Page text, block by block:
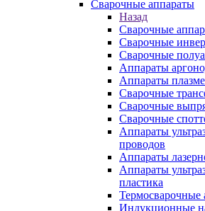
Сварочные аппараты
Назад
Сварочные
Сварочные
Сварочные
Аппараты
Аппараты
Сварочные
Сварочные
Сварочные
Аппараты
проводов
Аппараты
Аппараты
пластика
Термосварочные
Индукционные